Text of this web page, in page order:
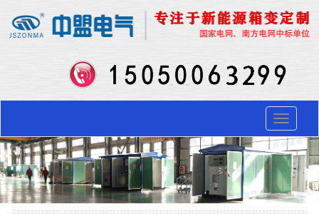
Toggle